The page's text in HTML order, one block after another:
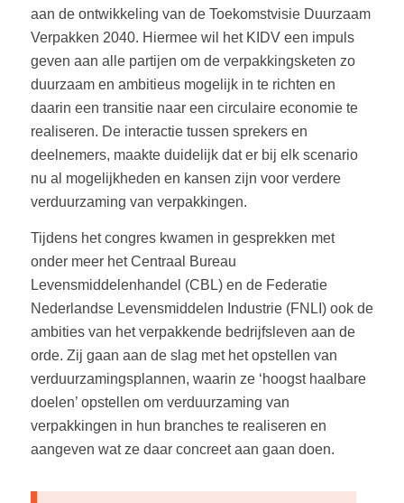
aan de ontwikkeling van de Toekomstvisie Duurzaam
Verpakken 2040. Hiermee wil het KIDV een impuls
geven aan alle partijen om de verpakkingsketen zo
duurzaam en ambitieus mogelijk in te richten en
daarin een transitie naar een circulaire economie te
realiseren. De interactie tussen sprekers en
deelnemers, maakte duidelijk dat er bij elk scenario
nu al mogelijkheden en kansen zijn voor verdere
verduurzaming van verpakkingen.
Tijdens het congres kwamen in gesprekken met
onder meer het Centraal Bureau
Levensmiddelenhandel (CBL) en de Federatie
Nederlandse Levensmiddelen Industrie (FNLI) ook de
ambities van het verpakkende bedrijfsleven aan de
orde. Zij gaan aan de slag met het opstellen van
verduurzamingsplannen, waarin ze ‘hoogst haalbare
doelen’ opstellen om verduurzaming van
verpakkingen in hun branches te realiseren en
aangeven wat ze daar concreet aan gaan doen.